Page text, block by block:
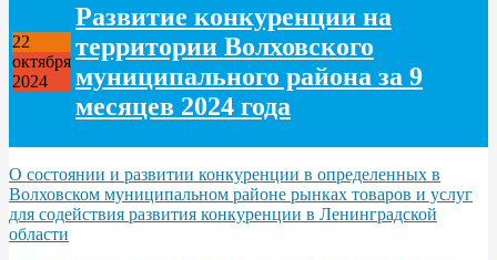
22
октября
2024
Развитие конкуренции на
территории Волховского
муниципального района за 9
месяцев 2024 года
О состоянии и развитии конкуренции в определенных в
Волховском муниципальном районе рынках товаров и услуг
для содействия развития конкуренции в Ленинградской
области